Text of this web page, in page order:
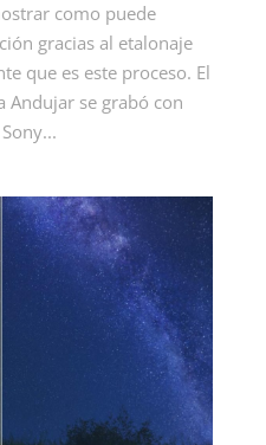
como puede
gracias al etalonaje
que es este proceso. El
Andujar se grabó con